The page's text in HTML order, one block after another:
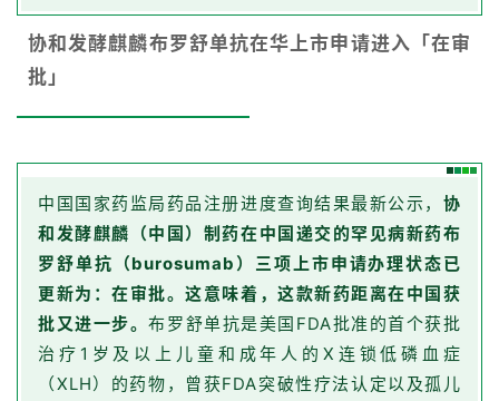
协和发酵麒麟布罗舒单抗在华上市申请进入「在审
批」
中国国家药监局药品注册进度查询结果最新公示， 协
和发酵麒麟（中国）制药在中国递交的罕见病新药布
罗舒单抗（burosumab）三项上市申请办理状态已
更新为：在审批。这意味着，这款新药距离在中国获
批又进一步。布罗舒单抗是美国FDA批准的首个获批
治疗1岁及以上儿童和成年人的X连锁低磷血症
（XLH）的药物，曾获FDA突破性疗法认定以及孤儿